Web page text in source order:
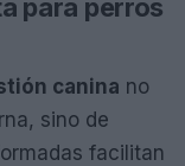
para perros
canina no
sino de
facilitan